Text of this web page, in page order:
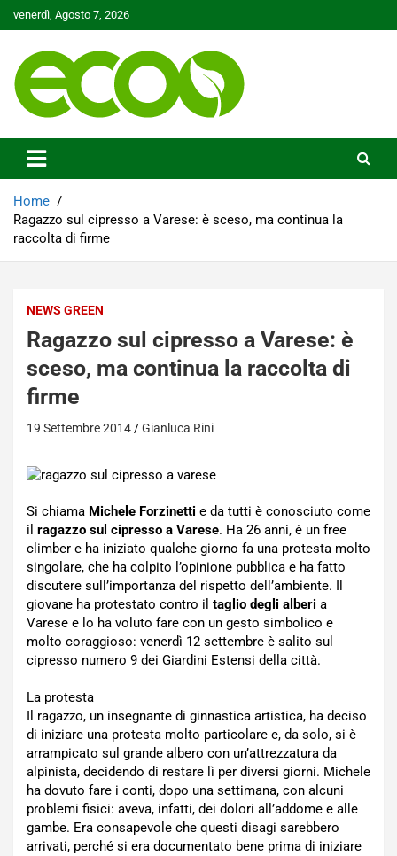
to
venerdì, Agosto 7, 2026
Ecoo.it
Home
Ragazzo sul cipresso a Varese: è sceso, ma continua la
raccolta di firme
NEWS GREEN
Ragazzo sul cipresso a Varese: è
sceso, ma continua la raccolta di
firme
19 Settembre 2014 Gianluca Rini
Si chiama Michele Forzinetti e da tutti è conosciuto come
il ragazzo sul cipresso a Varese. Ha 26 anni, è un free
climber e ha iniziato qualche giorno fa una protesta molto
singolare, che ha colpito l’opinione pubblica e ha fatto
discutere sull’importanza del rispetto dell’ambiente. Il
giovane ha protestato contro il taglio degli alberi a
Varese e lo ha voluto fare con un gesto simbolico e
molto coraggioso: venerdì 12 settembre è salito sul
cipresso numero 9 dei Giardini Estensi della città.
La protesta
Il ragazzo, un insegnante di ginnastica artistica, ha deciso
di iniziare una protesta molto particolare e, da solo, si è
arrampicato sul grande albero con un’attrezzatura da
alpinista, decidendo di restare lì per diversi giorni. Michele
ha dovuto fare i conti, dopo una settimana, con alcuni
problemi fisici: aveva, infatti, dei dolori all’addome e alle
gambe. Era consapevole che questi disagi sarebbero
arrivati, perché si era documentato bene prima di iniziare